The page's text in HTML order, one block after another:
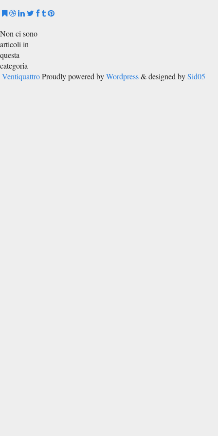
Non ci sono
articoli in
questa
categoria
Ventiquattro Proudly powered byWordpress& designed bySid05